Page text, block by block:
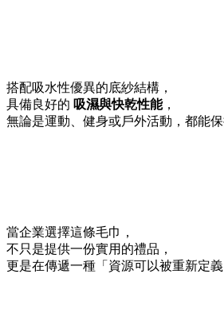
搭配吸水性優異的底紗結構，
具備良好的 吸濕與快乾性能，
無論是運動、健身或戶外活動，都能保
當企業選擇這條毛巾，
不只是提供一份實用的禮品，
更是在傳遞一種「資源可以被重新定義